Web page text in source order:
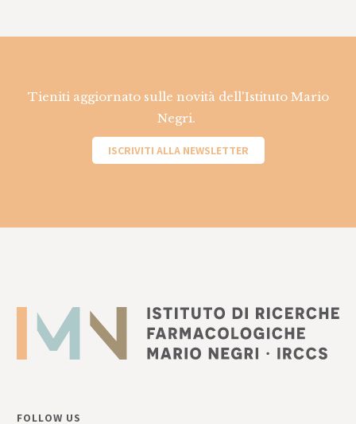
Tieniti aggiornato sulle novità dell'Istituto Mario
Negri.
ISCRIVITI ALLA NEWSLETTER
FOLLOW US